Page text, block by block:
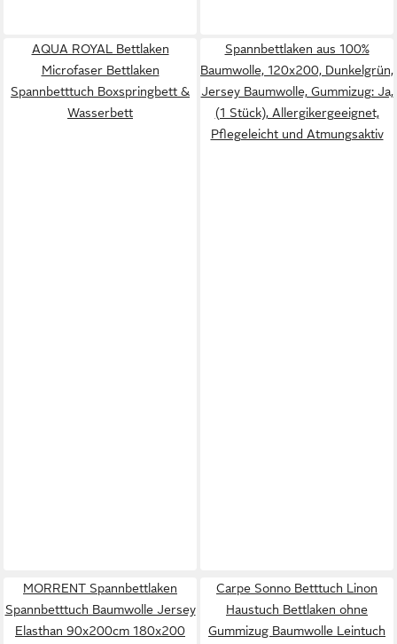
AQUA ROYAL Bettlaken
Microfaser Bettlaken
Spannbetttuch Boxspringbett &
Wasserbett
Spannbettlaken aus 100%
Baumwolle, 120x200, Dunkelgrün,
Jersey Baumwolle, Gummizug: Ja,
(1 Stück), Allergikergeeignet,
Pflegeleicht und Atmungsaktiv
MORRENT Spannbettlaken
Spannbetttuch Baumwolle Jersey
Elasthan 90x200cm 180x200
Carpe Sonno Betttuch Linon
Haustuch Bettlaken ohne
Gummizug Baumwolle Leintuch